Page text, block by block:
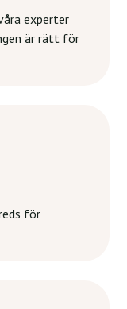
experter
är rätt för
för